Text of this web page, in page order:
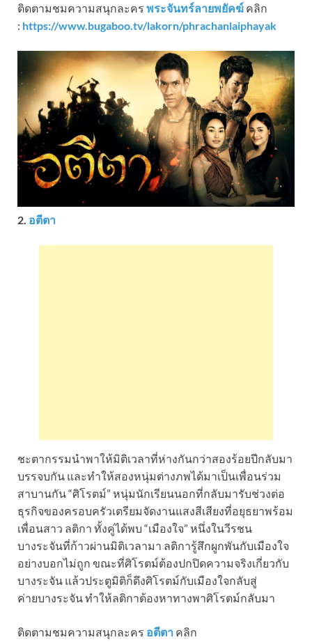
ติดตามชมความสนุกละคร พระจันทร์ลายพยัคฆ์ คลิก
: https://www.bugaboo.tv/lakorn/phrachanlaiphayak
2. อตีตา
ชะตากรรมนำพาให้มิติเวลาที่ห่างกันกว่าสองร้อยปีกลับมา
บรรจบกัน และทำให้สองหนุ่มต่างภพได้มาเป็นเพื่อนร่วม
สาบานกัน “ศิโรตม์” หนุ่มนักเรียนนอกที่กลับมารับช่วงต่อ
ธุรกิจของครอบครัวเตรียมจัดงานแสงสีเสียงที่อยุธยาพร้อม
เพื่อนสาว ลติกา ทั้งคู่ได้พบ “เมืองใจ” หนึ่งในวีรชน
บางระจันที่ก้าวผ่านมิติเวลามา ลติการู้สึกผูกพันกับเมืองใจ
อย่างบอกไม่ถูก ขณะที่ศิโรตม์ต้องปกปิดความจริงเกี่ยวกับ
บางระจัน แล้วประตูมิติก็ดึงศิโรตม์กับเมืองใจกลับสู่
ค่ายบางระจัน ทำให้ลติกาต้องหาทางพาศิโรตม์กลับมา
ติดตามชมความสนุกละคร อตีตา คลิก